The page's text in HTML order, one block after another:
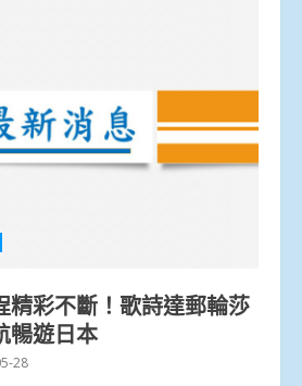
精彩不斷！歌詩達郵輪莎
暢遊日本
28